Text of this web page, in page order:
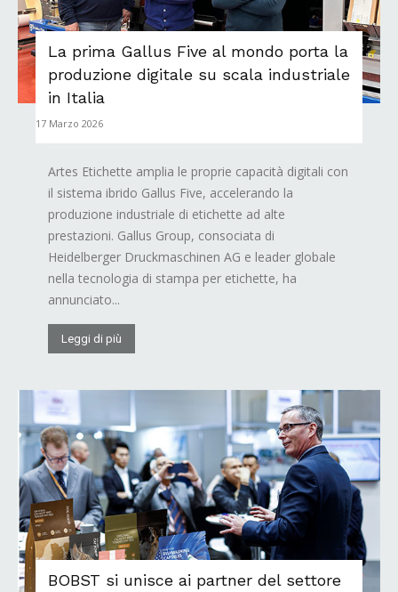
La prima Gallus Five al mondo porta la
produzione digitale su scala industriale
in Italia
17 Marzo 2026
Artes Etichette amplia le proprie capacità digitali con
il sistema ibrido Gallus Five, accelerando la
produzione industriale di etichette ad alte
prestazioni. Gallus Group, consociata di
Heidelberger Druckmaschinen AG e leader globale
nella tecnologia di stampa per etichette, ha
annunciato...
Leggi di più
BOBST si unisce ai partner del settore